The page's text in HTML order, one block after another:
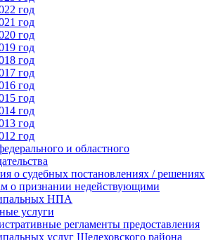
год
год
год
год
год
год
год
год
год
год
год
и областного
о судебных постановлениях / решениях
о признании недействующими
НПА
услуги
регламенты предоставления
услуг Шелеховского района